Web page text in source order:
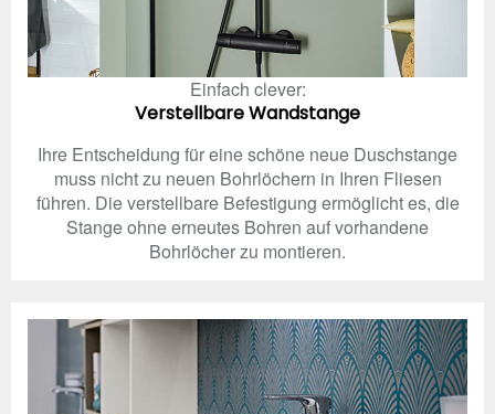
Einfach clever:
Verstellbare Wandstange
Ihre Entscheidung für eine schöne neue Duschstange
muss nicht zu neuen Bohrlöchern in Ihren Fliesen
führen. Die verstellbare Befestigung ermöglicht es, die
Stange ohne erneutes Bohren auf vorhandene
Bohrlöcher zu montieren.